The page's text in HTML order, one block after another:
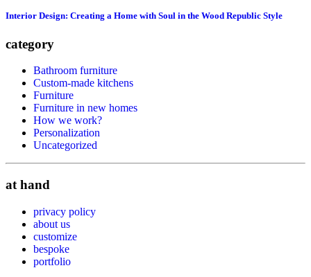
Interior Design: Creating a Home with Soul in the Wood Republic Style
category
Bathroom furniture
Custom-made kitchens
Furniture
Furniture in new homes
How we work?
Personalization
Uncategorized
at hand
privacy policy
about us
customize
bespoke
portfolio